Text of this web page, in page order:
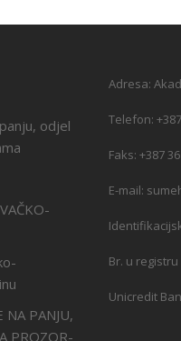
odjel
NA PANJU,
PROZOR-
Adresa:
Telefon:
Faks: +387
E-mail:
Br. u registru
Unicredit